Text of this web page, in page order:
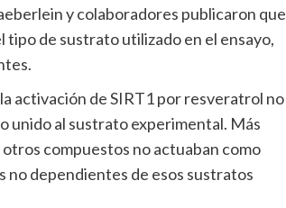
y colaboradores publicaron que
de sustrato utilizado en el ensayo,
activación de SIRT1 por resveratrol no
unido al sustrato experimental. Más
compuestos no actuaban como
no dependientes de esos sustratos